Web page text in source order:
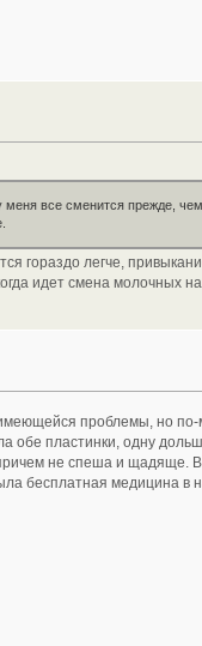
все сменится прежде, чем
гораздо легче,
идет смена молочных
проблемы, но по-
обе пластинки, одну
не спеша и щадяще. В
бесплатная медицина в